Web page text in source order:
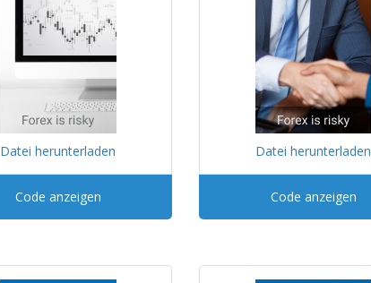
Datei herunterladen
Code anzeigen
Datei herunterladen
Code anzeigen